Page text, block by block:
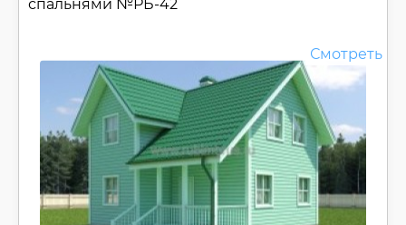
спальнями №РБ-42
Смотреть